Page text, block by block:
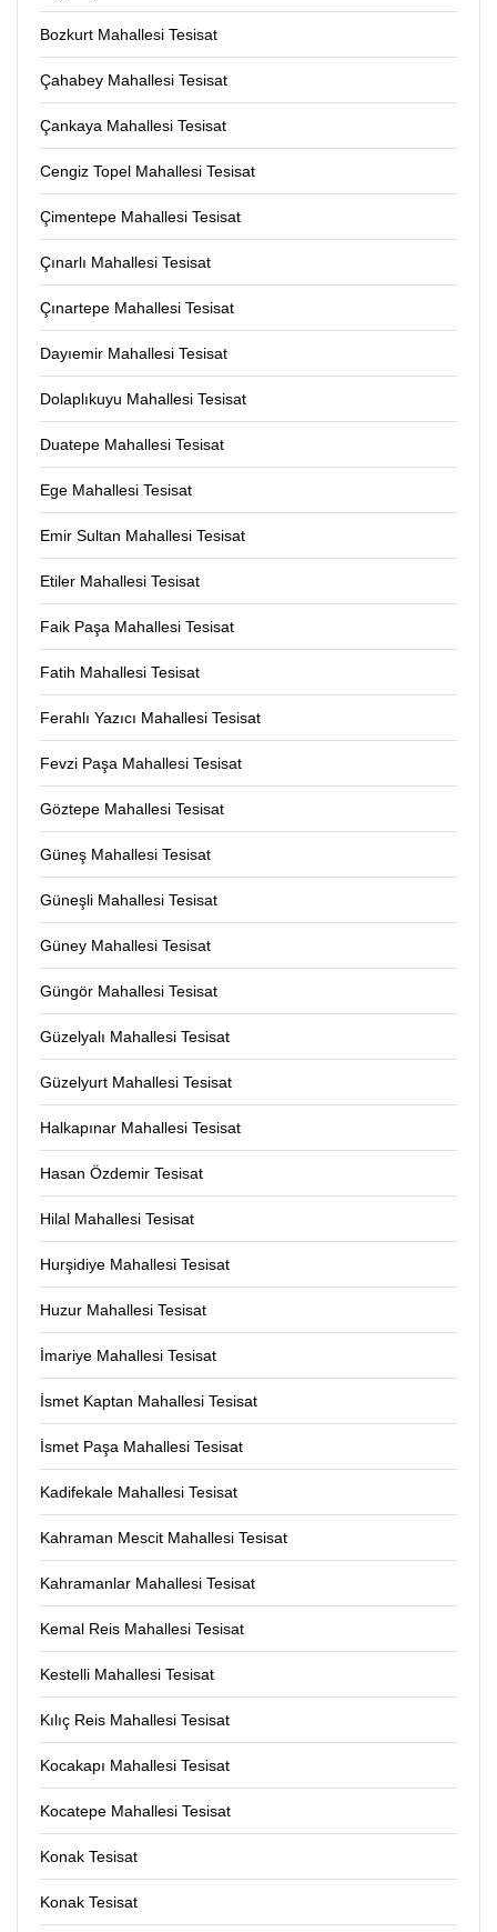
Bozkurt Mahallesi Tesisat
Çahabey Mahallesi Tesisat
Çankaya Mahallesi Tesisat
Cengiz Topel Mahallesi Tesisat
Çimentepe Mahallesi Tesisat
Çınarlı Mahallesi Tesisat
Çınartepe Mahallesi Tesisat
Dayıemir Mahallesi Tesisat
Dolaplıkuyu Mahallesi Tesisat
Duatepe Mahallesi Tesisat
Ege Mahallesi Tesisat
Emir Sultan Mahallesi Tesisat
Etiler Mahallesi Tesisat
Faik Paşa Mahallesi Tesisat
Fatih Mahallesi Tesisat
Ferahlı Yazıcı Mahallesi Tesisat
Fevzi Paşa Mahallesi Tesisat
Göztepe Mahallesi Tesisat
Güneş Mahallesi Tesisat
Güneşli Mahallesi Tesisat
Güney Mahallesi Tesisat
Güngör Mahallesi Tesisat
Güzelyalı Mahallesi Tesisat
Güzelyurt Mahallesi Tesisat
Halkapınar Mahallesi Tesisat
Hasan Özdemir Tesisat
Hilal Mahallesi Tesisat
Hurşidiye Mahallesi Tesisat
Huzur Mahallesi Tesisat
İmariye Mahallesi Tesisat
İsmet Kaptan Mahallesi Tesisat
İsmet Paşa Mahallesi Tesisat
Kadifekale Mahallesi Tesisat
Kahraman Mescit Mahallesi Tesisat
Kahramanlar Mahallesi Tesisat
Kemal Reis Mahallesi Tesisat
Kestelli Mahallesi Tesisat
Kılıç Reis Mahallesi Tesisat
Kocakapı Mahallesi Tesisat
Kocatepe Mahallesi Tesisat
Konak Tesisat
Konak Tesisat